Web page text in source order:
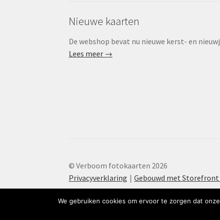
Nieuwe kaarten
De webshop bevat nu nieuwe kerst- en
Lees meer →
© Verboom fotokaarten 2026
Privacyverklaring
Gebouwd met Storefront
We gebruiken cookies om ervoor te zorgen dat